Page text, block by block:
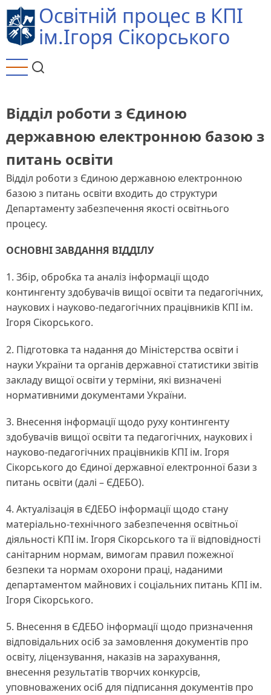
Перейти
до
основного
Освітній процес в КПІ
ім.Ігоря Сікорського
Відділ роботи з Єдиною
державною електронною базою з
питань освіти
Відділ роботи з Єдиною державною електронною
базою з питань освіти входить до структури
Департаменту забезпечення якості освітнього
процесу.
ОСНОВНІ ЗАВДАННЯ ВІДДІЛУ
1. Збір, обробка та аналіз інформації щодо
контингенту здобувачів вищої освіти та педагогічних,
наукових і науково-педагогічних працівників КПІ ім.
Ігоря Сікорського.
2. Підготовка та надання до Міністерства освіти і
науки України та органів державної статистики звітів
закладу вищої освіти у терміни, які визначені
нормативними документами України.
3. Внесення інформації щодо руху контингенту
здобувачів вищої освіти та педагогічних, наукових і
науково-педагогічних працівників КПІ ім. Ігоря
Сікорського до Єдиної державної електронної бази з
питань освіти (далі – ЄДЕБО).
4. Актуалізація в ЄДЕБО інформації щодо стану
матеріально-технічного забезпечення освітньої
діяльності КПІ ім. Ігоря Сікорського та її відповідності
санітарним нормам, вимогам правил пожежної
безпеки та нормам охорони праці, наданими
департаментом майнових і соціальних питань КПІ ім.
Ігоря Сікорського.
5. Внесення в ЄДЕБО інформації щодо призначення
відповідальних осіб за замовлення документів про
освіту, ліцензування, наказів на зарахування,
внесення результатів творчих конкурсів,
уповноважених осіб для підписання документів про